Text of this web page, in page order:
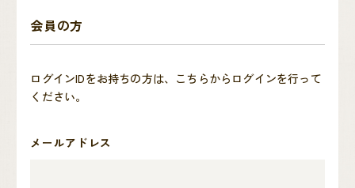
会員の方
ログインIDをお持ちの方は、こちらからログインを行って
ください。
メールアドレス